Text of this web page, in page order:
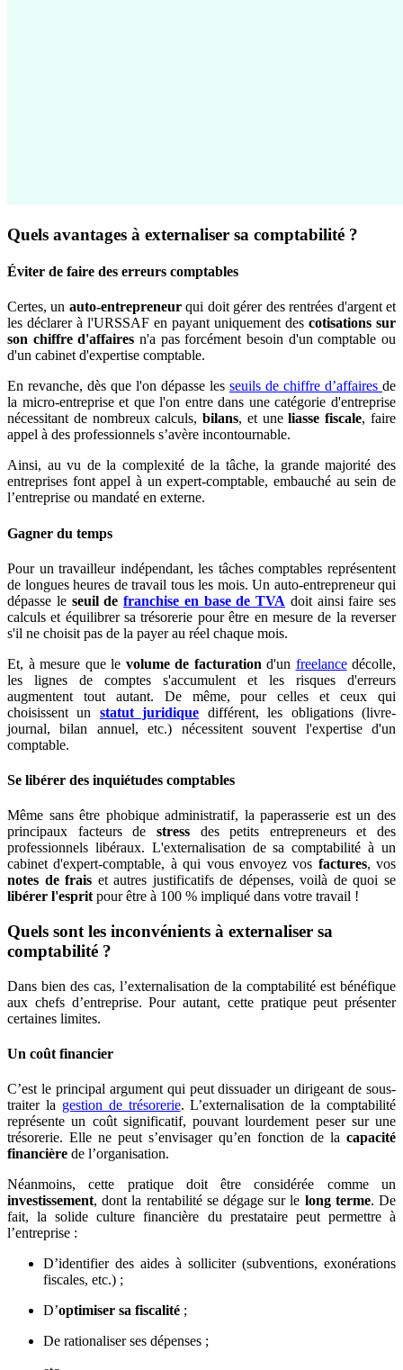
Quels avantages à externaliser sa comptabilité ?
Éviter de faire des erreurs comptables
Certes, un auto-entrepreneurqui doit gérer des rentrées d'argent et
les déclarer à l'URSSAF en payant uniquement des cotisations sur
son chiffre d'affaires n'a pas forcément besoin d'un comptable ou
d'un cabinet d'expertise comptable.
En revanche, dès que l'on dépasse les seuils de chiffre d’affaires de
la micro-entreprise et que l'on entre dans une catégorie d'entreprise
nécessitant de nombreux calculs,bilans, et uneliasse fiscale, faire
appel à des professionnels s’avère incontournable.
Ainsi, au vu de la complexité de la tâche, la grande majorité des
entreprises font appel à un expert-comptable, embauché au sein de
l’entreprise ou mandaté en externe.
Gagner du temps
Pour un travailleur indépendant, les tâches comptables représentent
de longues heures de travail tous les mois. Un auto-entrepreneur qui
dépasse le seuil de franchise en base de TVA doit ainsi faire ses
calculs et équilibrer sa trésorerie pour être en mesure de la reverser
s'il ne choisit pas de la payer au réel chaque mois.
Et, à mesure que le volume de facturation d'un freelancedécolle,
les lignes de comptes s'accumulent et les risques d'erreurs
augmentent tout autant. De même, pour celles et ceux qui
choisissent un statut juridique différent, les obligations (livre-
journal, bilan annuel, etc.) nécessitent souvent l'expertise d'un
comptable.
Se libérer des inquiétudes comptables
Même sans être phobique administratif, la paperasserie est un des
principaux facteurs de stressdes petits entrepreneurs et des
professionnels libéraux. L'externalisation de sa comptabilité à un
cabinet d'expert-comptable, à qui vous envoyez vos factures, vos
notes de frais et autres justificatifs de dépenses, voilà de quoi se
libérer l'esprit pour être à 100 % impliqué dans votre travail !
Quels sont les inconvénients à externaliser sa
comptabilité ?
Dans bien des cas, l’externalisation de la comptabilité est bénéfique
aux chefs d’entreprise. Pour autant, cette pratique peut présenter
certaines limites.
Un coût financier
C’est le principal argument qui peut dissuader un dirigeant de sous-
traiter la gestion de trésorerie. L’externalisation de la comptabilité
représente un coût significatif, pouvant lourdement peser sur une
trésorerie. Elle ne peut s’envisager qu’en fonction de la capacité
financière de l’organisation.
Néanmoins, cette pratique doit être considérée comme un
investissement, dont la rentabilité se dégage sur le long terme. De
fait, la solide culture financière du prestataire peut permettre à
l’entreprise :
D’identifier des aides à solliciter (subventions, exonérations
fiscales, etc.) ;
D’optimiser sa fiscalité ;
De rationaliser ses dépenses ;